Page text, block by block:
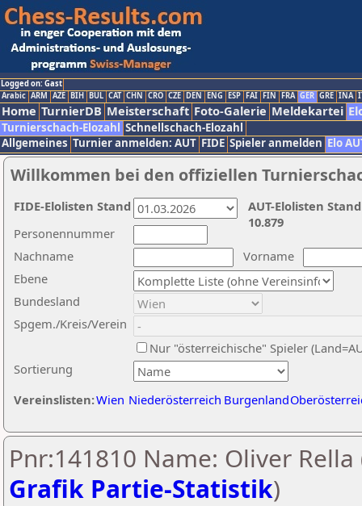
Logged on: Gast
Arabic ARM AZE BIH BUL CAT CHN CRO CZE DEN ENG ESP FAI FIN FRA GER GRE INA
Home TurnierDB Meisterschaft Foto-Galerie Meldekartei
Turnierschach-Elozahl Schnellschach-Elozahl
Allgemeines Turnier anmelden: AUT FIDE Spieler anmelden Elo
Willkommen bei den offiziellen
Nachname
Vorname
Ebene
Sortierung
Personennummer
Bundesland
Spgem./Kreis/Verein
Nur "österreichische" Spieler
Vereinslisten:Wien Niederösterreich Burgenland
AUT-Elolisten
10.879
FIDE-Elolisten Stand
Pnr:141810 Name: Oliver Rella
Grafik Partie-Statistik)